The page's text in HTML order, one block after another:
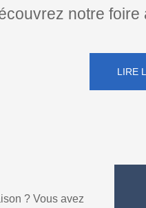
notre foire
LIRE
? Vous avez